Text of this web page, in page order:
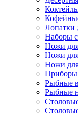
Лопатки
Наборы
Ножи
Ножи
Ножи
Приборы
Рыбные
Рыбные